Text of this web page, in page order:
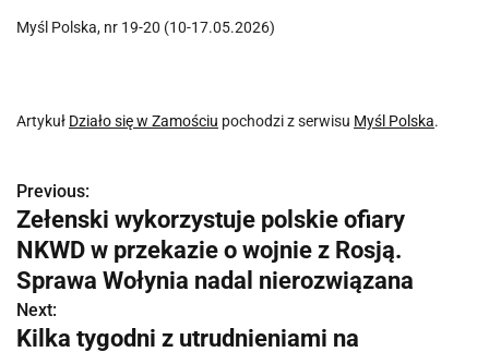
Myśl Polska, nr 19-20 (10-17.05.2026)
Artykuł Działo się w Zamościu pochodzi z serwisu Myśl Polska.
N
a
w
i
Previous:
Zełenski wykorzystuje polskie ofiary
NKWD w przekazie o wojnie z Rosją.
Sprawa Wołynia nadal nierozwiązana
Next:
Kilka tygodni z utrudnieniami na